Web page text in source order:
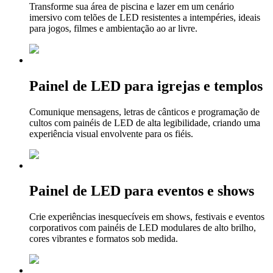
Transforme sua área de piscina e lazer em um cenário
imersivo com telões de LED resistentes a intempéries, ideais
para jogos, filmes e ambientação ao ar livre.
Painel de LED para igrejas e templos
Comunique mensagens, letras de cânticos e programação de
cultos com painéis de LED de alta legibilidade, criando uma
experiência visual envolvente para os fiéis.
Painel de LED para eventos e shows
Crie experiências inesquecíveis em shows, festivais e eventos
corporativos com painéis de LED modulares de alto brilho,
cores vibrantes e formatos sob medida.